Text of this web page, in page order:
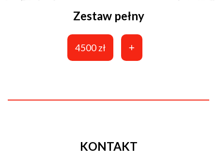
Zestaw pełny
4500 zł
KONTAKT